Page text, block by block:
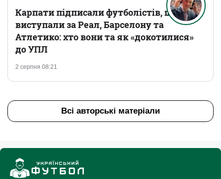
2 серпня 08:21
Карпати підписали футболістів, що
виступали за Реал, Барселону та
Атлетико: хто вони та як «докотилися»
до УПЛ
Всі авторські матеріали